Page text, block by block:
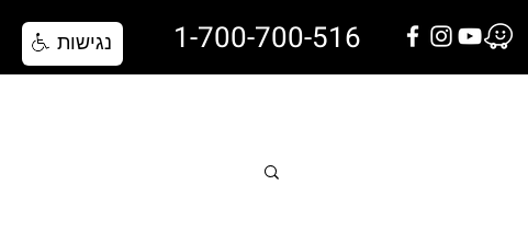
1-700-700-516 נגישות